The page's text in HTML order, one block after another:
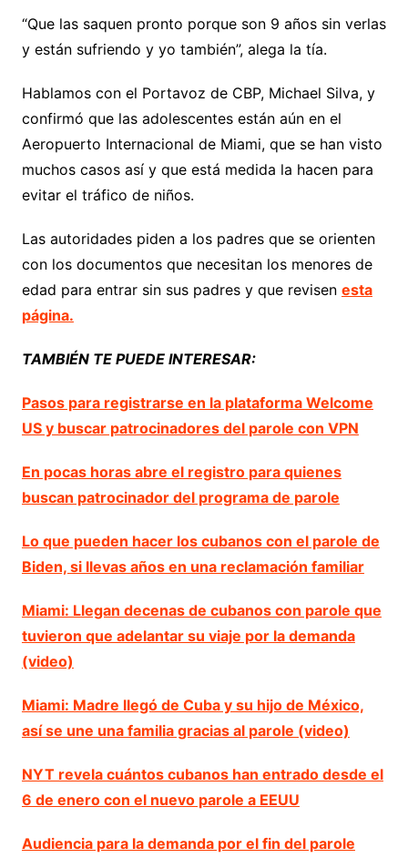
“Que las saquen pronto porque son 9 años sin verlas
y están sufriendo y yo también”, alega la tía.
Hablamos con el Portavoz de CBP, Michael Silva, y
confirmó que las adolescentes están aún en el
Aeropuerto Internacional de Miami, que se han visto
muchos casos así y que está medida la hacen para
evitar el tráfico de niños.
Las autoridades piden a los padres que se orienten
con los documentos que necesitan los menores de
edad para entrar sin sus padres y que revisen esta
página.
TAMBIÉN TE PUEDE INTERESAR:
Pasos para registrarse en la plataforma Welcome
US y buscar patrocinadores del parole con VPN
En pocas horas abre el registro para quienes
buscan patrocinador del programa de parole
Lo que pueden hacer los cubanos con el parole de
Biden, si llevas años en una reclamación familiar
Miami: Llegan decenas de cubanos con parole que
tuvieron que adelantar su viaje por la demanda
(video)
Miami: Madre llegó de Cuba y su hijo de México,
así se une una familia gracias al parole (video)
NYT revela cuántos cubanos han entrado desde el
6 de enero con el nuevo parole a EEUU
Audiencia para la demanda por el fin del parole